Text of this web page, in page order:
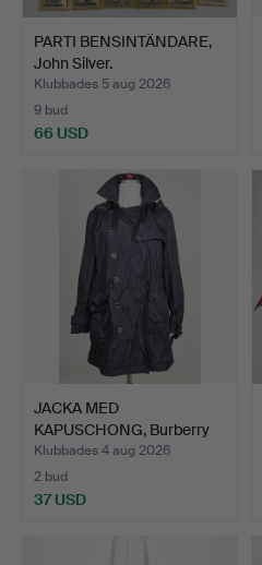
PARTI BENSINTÄNDARE,
John Silver.
Klubbades 5 aug 2026
9 bud
66 USD
JACKA MED
KAPUSCHONG, Burberry
Brit.
Klubbades 4 aug 2026
2 bud
37 USD